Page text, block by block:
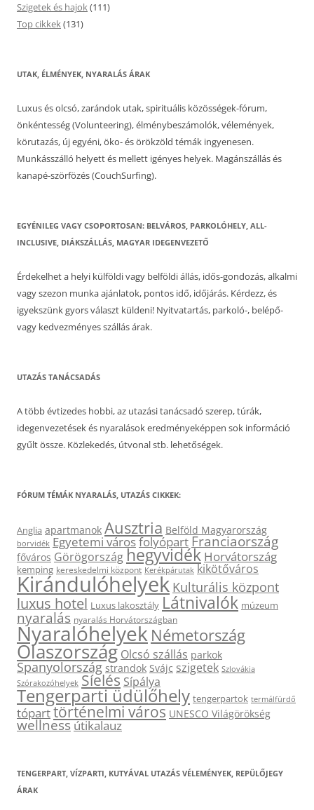
Szigetek és hajok(111)
Top cikkek(131)
UTAK, ÉLMÉNYEK, NYARALÁS ÁRAK
Luxus és olcsó, zarándok utak, spirituális közösségek-fórum,
önkéntesség (Volunteering), élménybeszámolók, vélemények,
körutazás, új egyéni, öko- és örökzöld témák ingyenesen.
Munkásszálló helyett és mellett igényes helyek. Magánszállás és
kanapé-szörfözés (CouchSurfing).
EGYÉNILEG VAGY CSOPORTOSAN: BELVÁROS, PARKOLÓHELY, ALL-
INCLUSIVE, DIÁKSZÁLLÁS, MAGYAR IDEGENVEZETŐ
Érdekelhet a helyi külföldi vagy belföldi állás, idős-gondozás, alkalmi
vagy szezon munka ajánlatok, pontos idő, időjárás. Kérdezz, és
igyekszünk gyors választ küldeni! Nyitvatartás, parkoló-, belépő-
vagy kedvezményes szállás árak.
UTAZÁS TANÁCSADÁS
A több évtizedes hobbi, az utazási tanácsadó szerep, túrák,
idegenvezetések és nyaralások eredményeképpen sok információ
gyűlt össze. Közlekedés, útvonal stb. lehetőségek.
FÓRUM TÉMÁK NYARALÁS, UTAZÁS CIKKEK:
Anglia apartmanok Ausztria Belföld Magyarország
borvidék Egyetemi városfolyópartFranciaország
főváros Görögországhegyvidék Horvátország
kemping kereskedelmi központ Kerékpárutak kikötőváros
Kirándulóhelyek Kulturális központ
luxus hotel Luxus lakosztály Látnivalók múzeum
nyaralás nyaralás Horvátországban
Nyaralóhelyek Németország
Olaszország Olcsó szállás parkok
Spanyolország strandok Svájc szigetek Szlovákia
Szórakozóhelyek Síelés Sípálya
Tengerparti üdülőhely tengerpartok termálfürdő
tóparttörténelmi város UNESCO Világörökség
wellnessútikalauz
TENGERPART, VÍZPARTI, KUTYÁVAL UTAZÁS VÉLEMÉNYEK, REPÜLŐJEGY
ÁRAK